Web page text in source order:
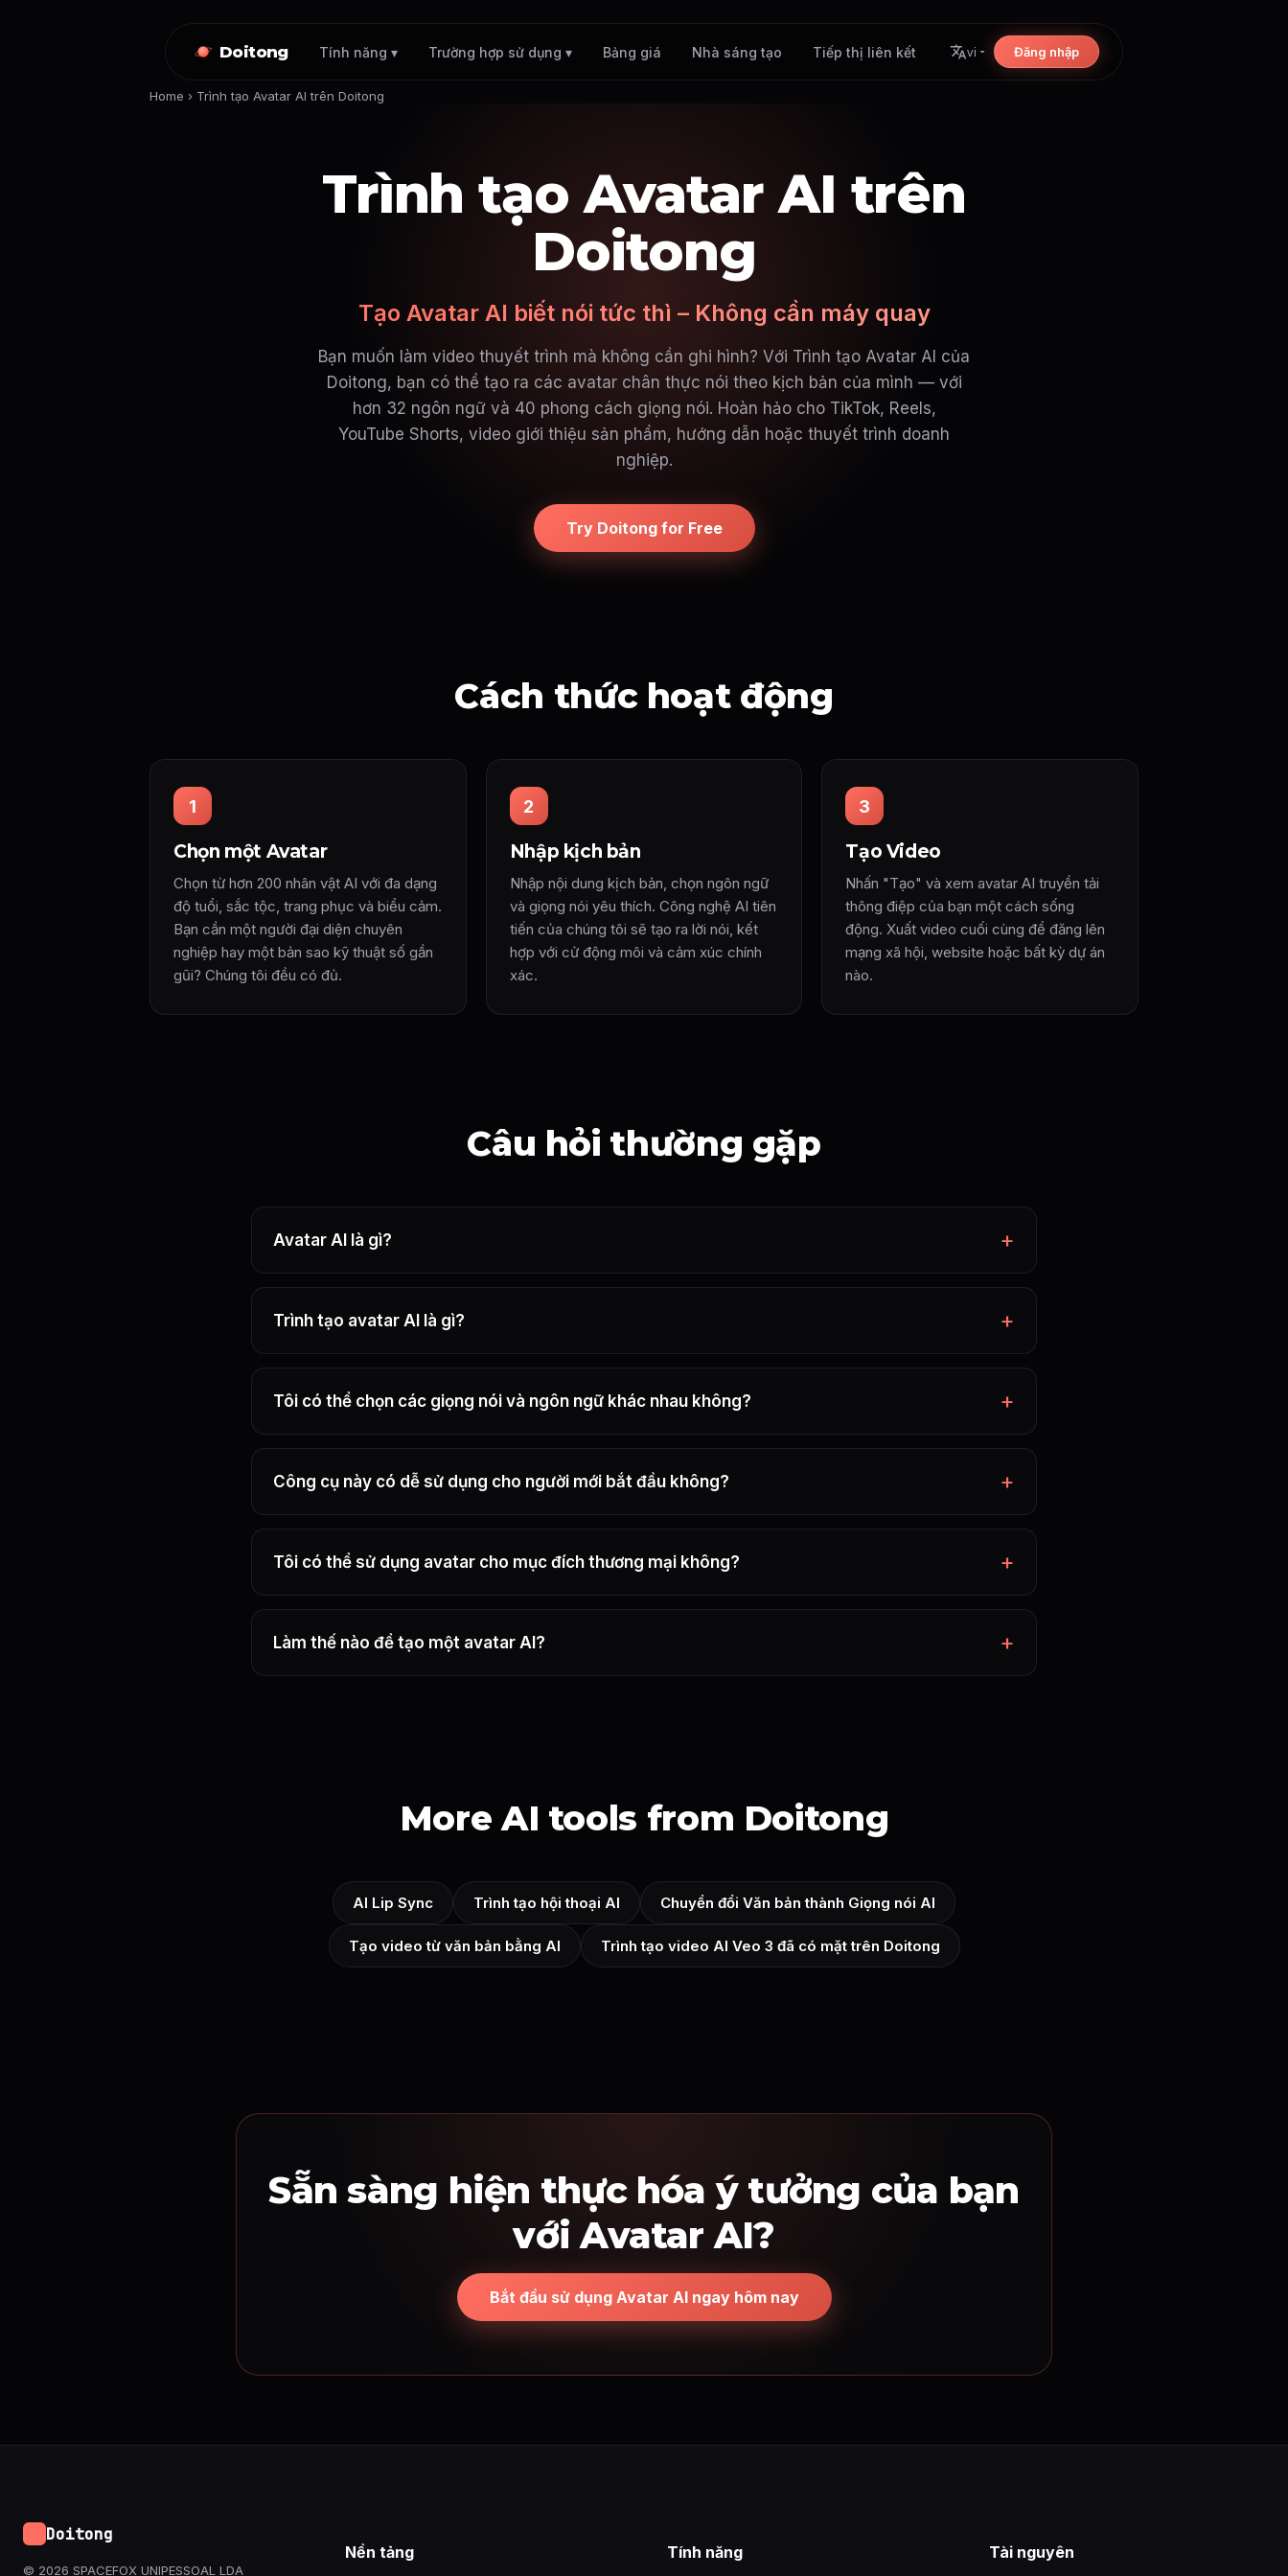
Doitong Tính năng ▾ Trường hợp sử dụng ▾ Bảng giá Nhà sáng tạo Tiếp thị liên kết vi Đăng nhập
Home › Trình tạo Avatar AI trên Doitong
Trình tạo Avatar AI trên
Doitong
Tạo Avatar AI biết nói tức thì – Không cần máy quay
Bạn muốn làm video thuyết trình mà không cần ghi hình? Với Trình tạo Avatar AI của
Doitong, bạn có thể tạo ra các avatar chân thực nói theo kịch bản của mình — với
hơn 32 ngôn ngữ và 40 phong cách giọng nói. Hoàn hảo cho TikTok, Reels,
YouTube Shorts, video giới thiệu sản phẩm, hướng dẫn hoặc thuyết trình doanh
nghiệp.
Try Doitong for Free
Cách thức hoạt động
1
Chọn một Avatar
Chọn từ hơn 200 nhân vật AI với đa dạng
độ tuổi, sắc tộc, trang phục và biểu cảm.
Bạn cần một người đại diện chuyên
nghiệp hay một bản sao kỹ thuật số gần
gũi? Chúng tôi đều có đủ.
2
Nhập kịch bản
Nhập nội dung kịch bản, chọn ngôn ngữ
và giọng nói yêu thích. Công nghệ AI tiên
tiến của chúng tôi sẽ tạo ra lời nói, kết
hợp với cử động môi và cảm xúc chính
xác.
3
Tạo Video
Nhấn "Tạo" và xem avatar AI truyền tải
thông điệp của bạn một cách sống
động. Xuất video cuối cùng để đăng lên
mạng xã hội, website hoặc bất kỳ dự án
nào.
Câu hỏi thường gặp
Avatar AI là gì?
Trình tạo avatar AI là gì?
Tôi có thể chọn các giọng nói và ngôn ngữ khác nhau không?
Công cụ này có dễ sử dụng cho người mới bắt đầu không?
Tôi có thể sử dụng avatar cho mục đích thương mại không?
Làm thế nào để tạo một avatar AI?
More AI tools from Doitong
AI Lip Sync Trình tạo hội thoại AI Chuyển đổi Văn bản thành Giọng nói AI
Tạo video từ văn bản bằng AI Trình tạo video AI Veo 3 đã có mặt trên Doitong
Sẵn sàng hiện thực hóa ý tưởng của bạn
với Avatar AI?
Bắt đầu sử dụng Avatar AI ngay hôm nay
Doitong
© 2026 SPACEFOX UNIPESSOAL LDA
Nền tảng Tính năng Tài nguyên